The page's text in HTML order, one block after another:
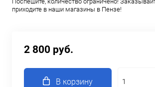
приходите в наши магазины в Пензе!
2 800 руб.
В корзину